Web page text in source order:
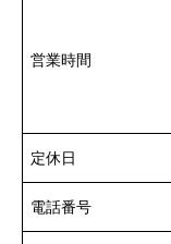
営業時間
定休日
電話番号